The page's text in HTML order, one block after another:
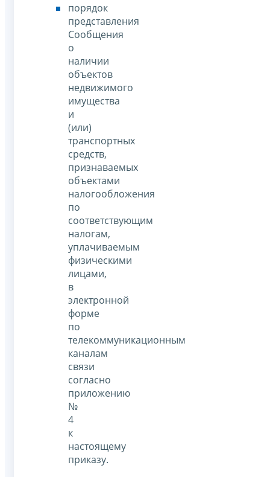
порядок
представления
Сообщения
о
наличии
объектов
недвижимого
имущества
и
(или)
транспортных
средств,
признаваемых
объектами
налогообложения
по
соответствующим
налогам,
уплачиваемым
физическими
лицами,
в
электронной
форме
по
телекоммуникационным
каналам
связи
согласно
приложению
№
4
к
настоящему
приказу.